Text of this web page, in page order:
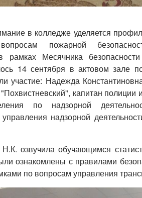
в колледже уделяется
пожарной
рамках Месячника
14 сентября в актовом зале
участие: Надежда
капитан
по надзорной
управления надзорной
озвучила обучающимся
ознакомлены с правилами
по вопросам управления